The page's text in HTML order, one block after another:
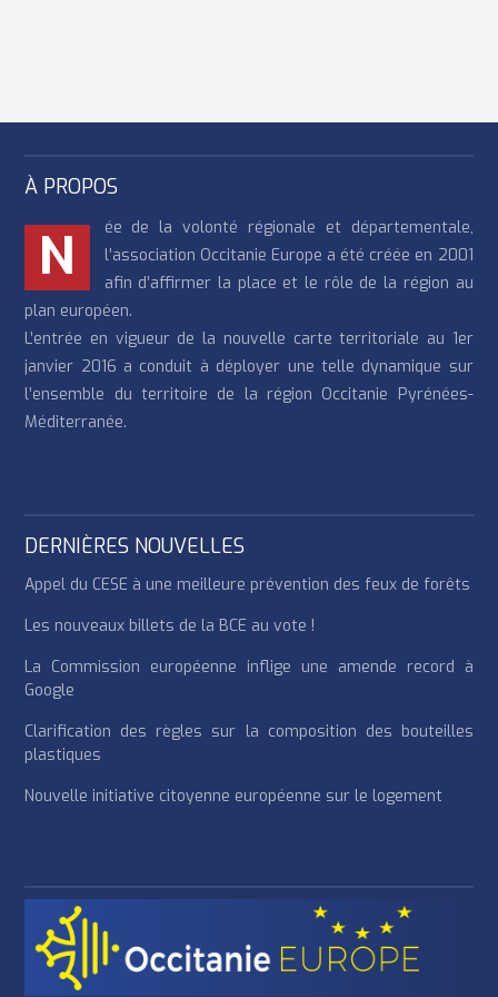
À PROPOS
N
ée de la volonté régionale et départementale,
l’association Occitanie Europe a été créée en 2001
afin d’affirmer la place et le rôle de la région au
plan européen.
L’entrée en vigueur de la nouvelle carte territoriale au 1er
janvier 2016 a conduit à déployer une telle dynamique sur
l’ensemble du territoire de la région Occitanie Pyrénées-
Méditerranée.
DERNIÈRES NOUVELLES
Appel du CESE à une meilleure prévention des feux de forêts
Les nouveaux billets de la BCE au vote !
La Commission européenne inflige une amende record à
Google
Clarification des règles sur la composition des bouteilles
plastiques
Nouvelle initiative citoyenne européenne sur le logement